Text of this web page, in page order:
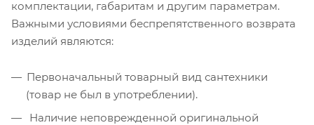
комплектации, габаритам и другим параметрам.
Важными условиями беспрепятственного возврата
изделий являются:
Первоначальный товарный вид сантехники
(товар не был в употреблении).
Наличие неповрежденной оригинальной